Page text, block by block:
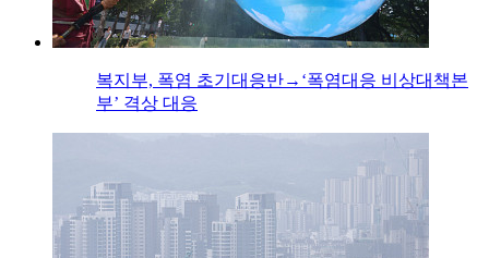
복지부, 폭염 초기대응반→‘폭염대응 비상대책본
부’ 격상 대응